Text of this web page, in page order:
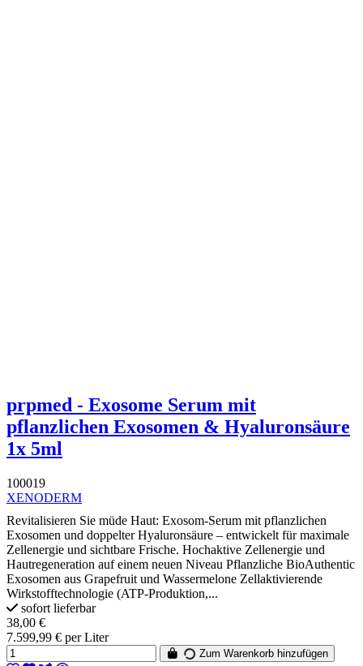
prpmed - Exosome Serum mit
pflanzlichen Exosomen & Hyaluronsäure
1x 5ml
100019
XENODERM
Revitalisieren Sie müde Haut: Exosom-Serum mit pflanzlichen
Exosomen und doppelter Hyaluronsäure – entwickelt für maximale
Zellenergie und sichtbare Frische. Hochaktive Zellenergie und
Hautregeneration auf einem neuen Niveau Pflanzliche BioAuthentic
Exosomen aus Grapefruit und Wassermelone Zellaktivierende
Wirkstofftechnologie (ATP-Produktion,...
sofort lieferbar
38,00 €
7.599,99 € per Liter
Zum Warenkorb hinzufügen